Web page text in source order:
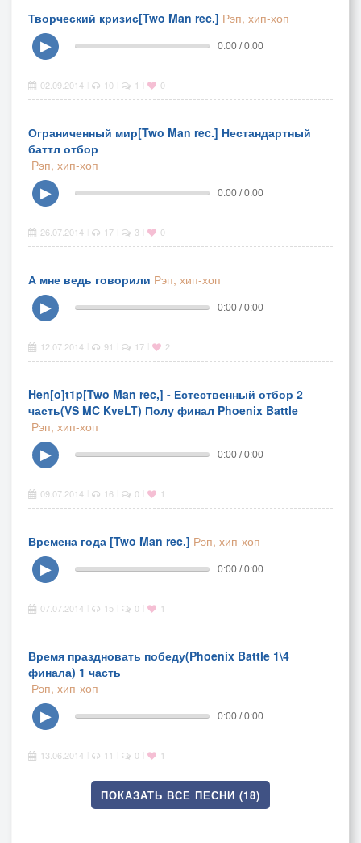
Творческий кризис[Two Man rec.] Рэп, хип-хоп
▶
0:00 / 0:00
02.09.2014 10 1 0
Ограниченный мир[Two Man rec.] Нестандартный
баттл отбор
Рэп, хип-хоп
▶
0:00 / 0:00
26.07.2014 17 3 0
А мне ведь говорили Рэп, хип-хоп
▶
0:00 / 0:00
12.07.2014 91 17 2
Hen[o]t1p[Two Man rec,] - Естественный отбор 2
часть(VS MC KveLT) Полу финал Phoenix Battle
Рэп, хип-хоп
▶
0:00 / 0:00
09.07.2014 16 0 1
Времена года [Two Man rec.] Рэп, хип-хоп
▶
0:00 / 0:00
07.07.2014 15 0 1
Время праздновать победу(Phoenix Battle 1\4
финала) 1 часть
Рэп, хип-хоп
▶
0:00 / 0:00
13.06.2014 11 0 1
ПОКАЗАТЬ ВСЕ ПЕСНИ (18)